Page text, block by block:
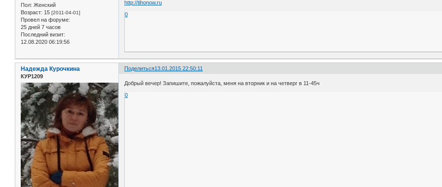
Пол: Женский
Возраст: 15 [2011-04-01]
Провел на форуме:
25 дней 7 часов
Последний визит:
12.08.2020 06:19:56
http://tihonow.ru
0
Поделиться13.01.2015 22:50:11
Надежда Курочкина
КУР1209
Добрый вечер! Запишите, пожалуйста, меня на вторник и на четверг в 11-45ч
0